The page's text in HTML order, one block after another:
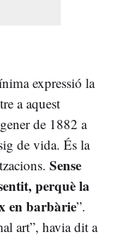
expressió la
a aquest
de 1882 a
de vida. És la
Sense
perquè la
en barbàrie”.
art”, havia dit a